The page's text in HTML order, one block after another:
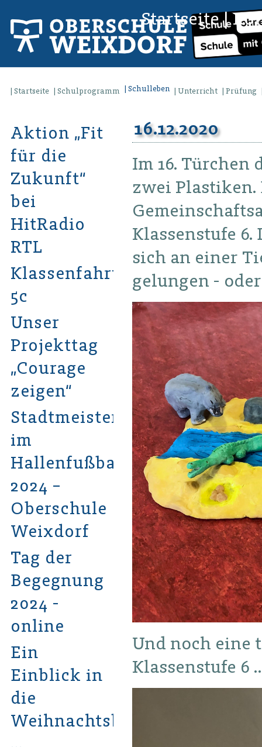
Startseite|
Startseite Schulprogramm Schulleben Unterricht Prüfung
16.12.2020
Im 16. Türchen
zwei
Klassenstufe
sich an einer
gelungen -
Und noch eine
Klassenstufe 6
Aktion „Fit
für die
Zukunft“
bei
HitRadio
RTL
Klassenfahrt
5c
Unser
Projekttag
„Courage
zeigen“
Stadtmeister
im
Hallenfußball
2024 –
Oberschule
Weixdorf
Tag der
Begegnung
2024 -
online
Ein
Einblick in
die
Weihnachtsbastelwerkstatt